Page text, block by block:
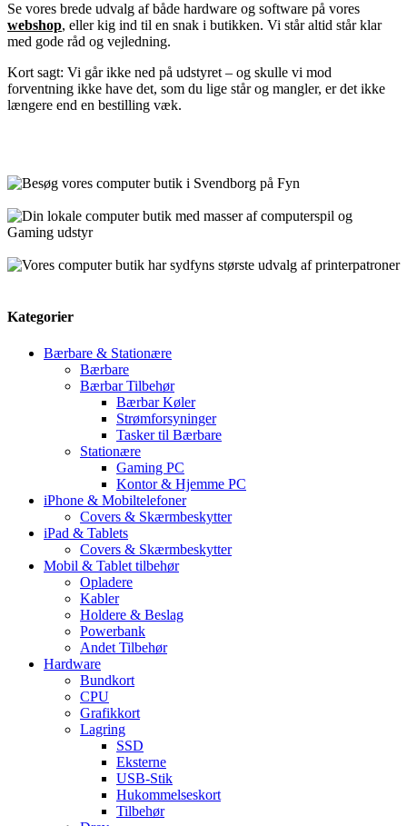
Se vores brede udvalg af både hardware og software på vores
webshop, eller kig ind til en snak i butikken. Vi står altid står klar
med gode råd og vejledning.
Kort sagt: Vi går ikke ned på udstyret – og skulle vi mod
forventning ikke have det, som du lige står og mangler, er det ikke
længere end en bestilling væk.
Kategorier
Bærbare & Stationære
Bærbare
Bærbar Tilbehør
Bærbar Køler
Strømforsyninger
Tasker til Bærbare
Stationære
Gaming PC
Kontor & Hjemme PC
iPhone & Mobiltelefoner
Covers & Skærmbeskytter
iPad & Tablets
Covers & Skærmbeskytter
Mobil & Tablet tilbehør
Opladere
Kabler
Holdere & Beslag
Powerbank
Andet Tilbehør
Hardware
Bundkort
CPU
Grafikkort
Lagring
SSD
Eksterne
USB-Stik
Hukommelseskort
Tilbehør